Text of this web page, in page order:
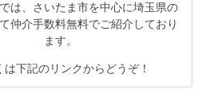
は、さいたま市を中心に埼玉県の
仲介手数料無料でご紹介しており
ます。
は下記のリンクからどうぞ！